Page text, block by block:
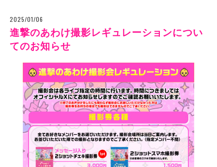
2025/01/06
進撃のあわけ撮影レギュレーションについ
てのお知らせ